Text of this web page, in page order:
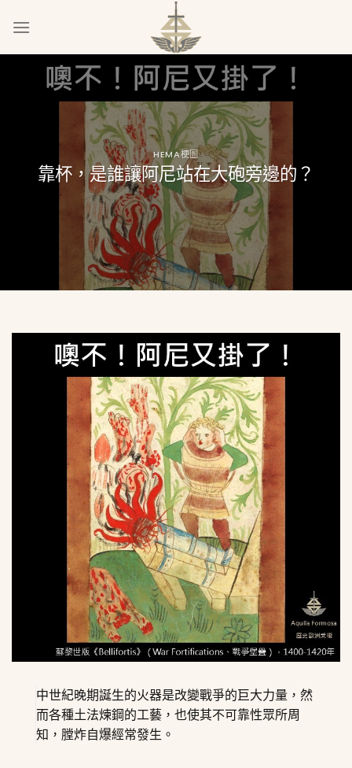
HEMA梗圖
靠杯，是誰讓阿尼站在大砲旁邊的？
中世紀晚期誕生的火器是改變戰爭的巨大力量，然
而各種土法煉鋼的工藝，也使其不可靠性眾所周
知，膛炸自爆經常發生。